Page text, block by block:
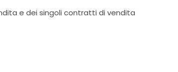
e dei singoli contratti di vendita